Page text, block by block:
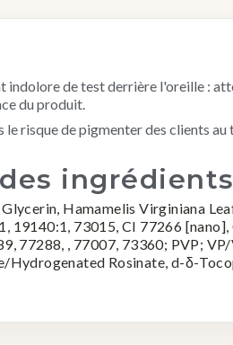
indolore de test derrière l'oreille :
du produit.
le risque de pigmenter des clients
ingrédients
Hamamelis Virginiana
19140:1, 73015, CI 77266
77288, , 77007, 73360; PVP;
Hydrogenated Rosinate, d-δ-